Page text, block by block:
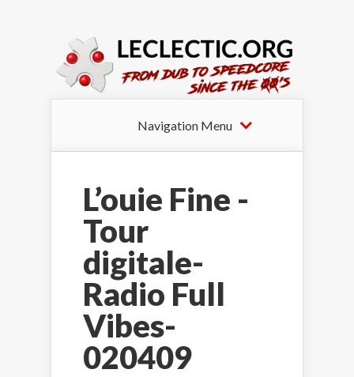
Navigation Menu
L’ouie Fine -
Tour
digitale-
Radio Full
Vibes-
020409